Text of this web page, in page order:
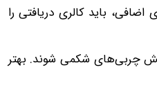
باید کالری دریافتی را
چربی‌های شکمی شوند. بهتر